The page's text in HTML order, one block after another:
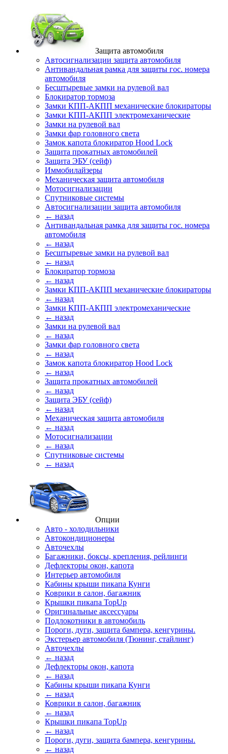
Защита автомобиля
Автосигнализации защита автомобиля
Антивандальная рамка для защиты гос. номера
автомобиля
Бесштыревые замки на рулевой вал
Блокиратор тормоза
Замки КПП-АКПП механические блокираторы
Замки КПП-АКПП электромеханические
Замки на рулевой вал
Замки фар головного света
Замок капота блокиратор Hood Lock
Защита прокатных автомобилей
Защита ЭБУ (сейф)
Иммобилайзеры
Механическая защита автомобиля
Мотосигнализации
Спутниковые системы
Автосигнализации защита автомобиля
← назад
Антивандальная рамка для защиты гос. номера
автомобиля
← назад
Бесштыревые замки на рулевой вал
← назад
Блокиратор тормоза
← назад
Замки КПП-АКПП механические блокираторы
← назад
Замки КПП-АКПП электромеханические
← назад
Замки на рулевой вал
← назад
Замки фар головного света
← назад
Замок капота блокиратор Hood Lock
← назад
Защита прокатных автомобилей
← назад
Защита ЭБУ (сейф)
← назад
Механическая защита автомобиля
← назад
Мотосигнализации
← назад
Спутниковые системы
← назад
Опции
Авто - холодильники
Автокондиционеры
Авточехлы
Багажники, боксы, крепления, рейлинги
Дефлекторы окон, капота
Интерьер автомобиля
Кабины крыши пикапа Кунги
Коврики в салон, багажник
Крышки пикапа TopUp
Оригинальные аксессуары
Подлокотники в автомобиль
Пороги, дуги, защита бампера, кенгурины.
Экстерьер автомобиля (Тюнинг, стайлинг)
Авточехлы
← назад
Дефлекторы окон, капота
← назад
Кабины крыши пикапа Кунги
← назад
Коврики в салон, багажник
← назад
Крышки пикапа TopUp
← назад
Пороги, дуги, защита бампера, кенгурины.
← назад